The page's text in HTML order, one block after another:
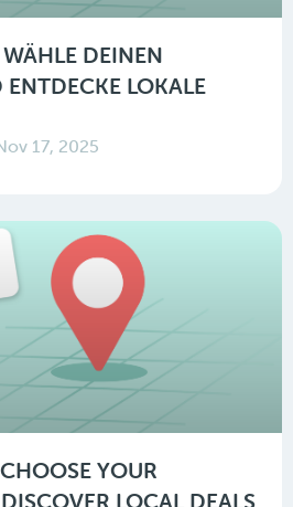
DEINEN
LOKALE
17, 2025
YOUR
LOCAL DEALS